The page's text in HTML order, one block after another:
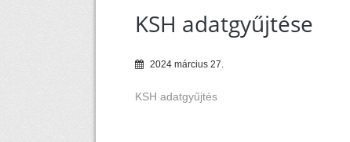
KSH adatgyűjtése
2024 március 27.
KSH adatgyűjtés